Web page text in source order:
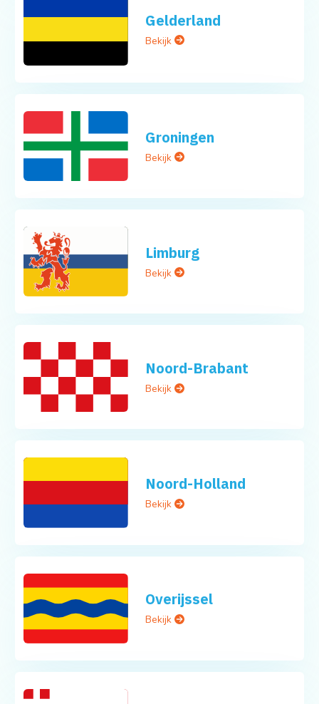
Gelderland
Bekijk
Groningen
Bekijk
Limburg
Bekijk
Noord-Brabant
Bekijk
Noord-Holland
Bekijk
Overijssel
Bekijk